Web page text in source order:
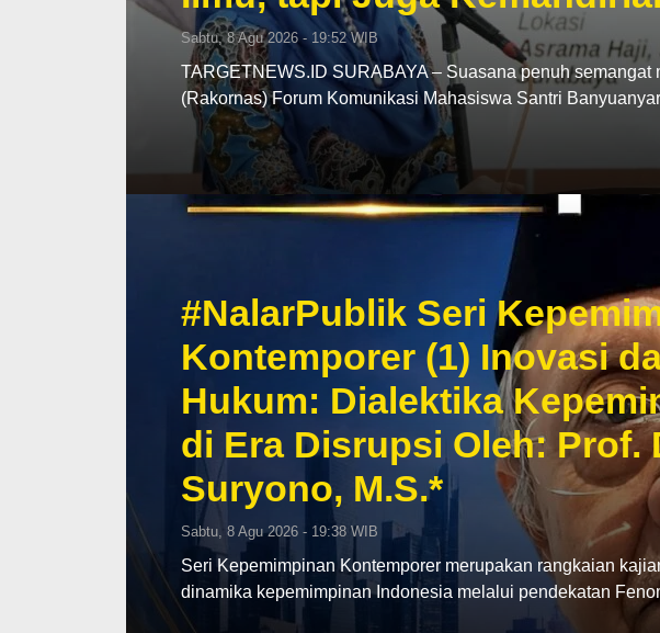
Sabtu, 8 Agu 2026 - 19:52 WIB
TARGETNEWS.ID SURABAYA – Suasana penuh
(Rakornas) Forum Komunikasi Mahasiswa Santri
#NalarPublik Seri
Kontemporer (1) Inovasi
Hukum: Dialektika
di Era Disrupsi Oleh: Prof.
Suryono, M.S.*
Sabtu, 8 Agu 2026 - 19:38 WIB
Seri Kepemimpinan Kontemporer merupakan rangkaian
dinamika kepemimpinan Indonesia melalui pendekatan